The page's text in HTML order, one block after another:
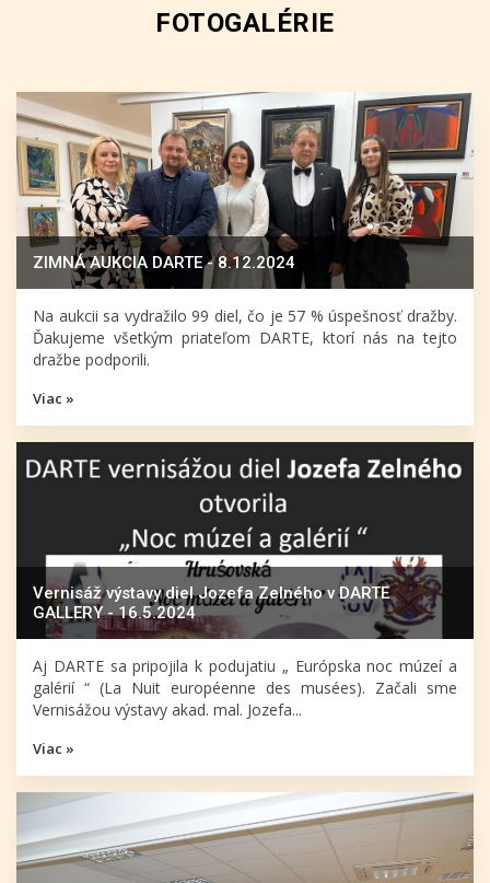
FOTOGALÉRIE
ZIMNÁ AUKCIA DARTE - 8.12.2024
Na aukcii sa vydražilo 99 diel, čo je 57 % úspešnosť dražby.
Ďakujeme všetkým priateľom DARTE, ktorí nás na tejto
dražbe podporili.
Viac »
Vernisáž výstavy diel Jozefa Zelného v DARTE
GALLERY - 16.5.2024
Aj DARTE sa pripojila k podujatiu „ Európska noc múzeí a
galérií “ (La Nuit européenne des musées). Začali sme
Vernisážou výstavy akad. mal. Jozefa...
Viac »